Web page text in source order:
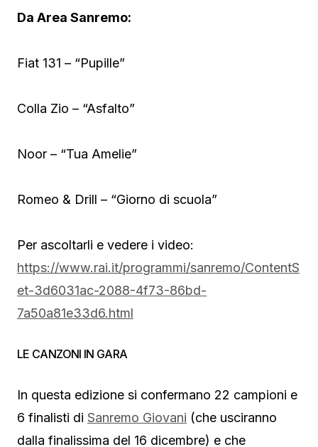
Da Area Sanremo:
Fiat 131 – “Pupille”
Colla Zio – “Asfalto”
Noor – “Tua Amelie”
Romeo & Drill – “Giorno di scuola”
Per ascoltarli e vedere i video:
https://www.rai.it/programmi/sanremo/ContentS
et-3d6031ac-2088-4f73-86bd-
7a50a81e33d6.html
LE CANZONI IN GARA
In questa edizione si confermano 22 campioni e
6 finalisti di Sanremo Giovani (che usciranno
dalla finalissima del 16 dicembre) e che